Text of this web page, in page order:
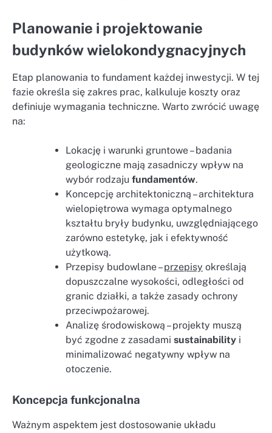
Planowanie i projektowanie
budynków wielokondygnacyjnych
Etap planowania to fundament każdej inwestycji. W tej
fazie określa się zakres prac, kalkuluje koszty oraz
definiuje wymagania techniczne. Warto zwrócić uwagę
na:
Lokację i warunki gruntowe – badania
geologiczne mają zasadniczy wpływ na
wybór rodzaju fundamentów.
Koncepcję architektoniczną – architektura
wielopiętrowa wymaga optymalnego
kształtu bryły budynku, uwzględniającego
zarówno estetykę, jak i efektywność
użytkową.
Przepisy budowlane –przepisy określają
dopuszczalne wysokości, odległości od
granic działki, a także zasady ochrony
przeciwpożarowej.
Analizę środowiskową – projekty muszą
być zgodne z zasadami sustainability i
minimalizować negatywny wpływ na
otoczenie.
Koncepcja funkcjonalna
Ważnym aspektem jest dostosowanie układu